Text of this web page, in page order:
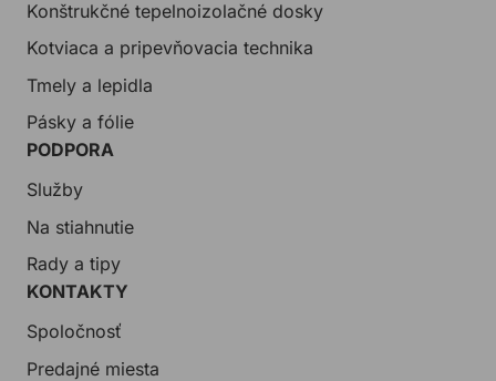
Konštrukčné tepelnoizolačné dosky
Kotviaca a pripevňovacia technika
Tmely a lepidla
Pásky a fólie
PODPORA
Služby
Na stiahnutie
Rady a tipy
KONTAKTY
Spoločnosť
Predajné miesta